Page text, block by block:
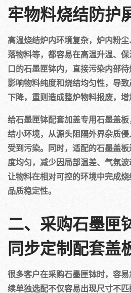
牢物料烧结防护
高温烧结炉内环境复杂，炉内粉
落物料等，都容易在高温升温、
口的石墨匣钵内，直接污染内部
影响物料纯度和烧结均匀性，导
下降，重则造成整炉物料报废，增
给石墨匣钵配套加盖专用石墨盖
结小环境，从源头阻隔外界杂质
受到污染。同时，适配的石墨盖
度均匀，减少因局部温差、气氛波
让物料在相对可控的环境中完成
品质稳定性。
二、采购石墨匣
同步定制配套盖
很多客户在采购石墨匣钵时，容
续单独选配不仅容易出现尺寸不匹